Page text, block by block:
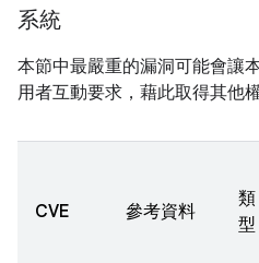
系統
本節中最嚴重的漏洞可能會讓
用者互動要求，藉此取得其他權
CVE 參考資料
類
型